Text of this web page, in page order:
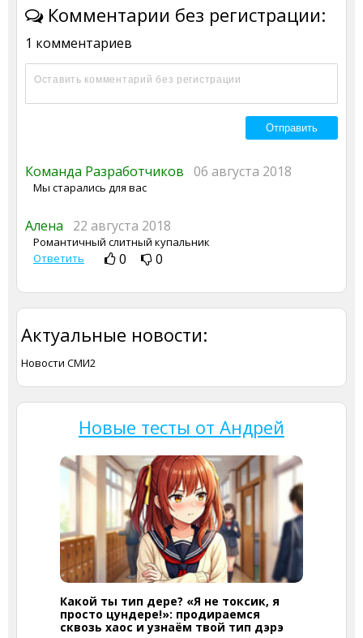
Комментарии без регистрации:
1 комментариев
Команда Разработчиков 06 августа 2018
Мы старались для вас
Алена 22 августа 2018
Романтичный слитный купальник
Ответить
0 0
Актуальные новости:
Новости СМИ2
Новые тесты от Андрей
Какой ты тип дере? «Я не токсик, я
просто цундере!»: продираемся
сквозь хаос и узнаём твой тип дэрэ